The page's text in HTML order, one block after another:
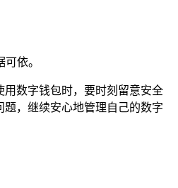
依。
数字钱包时，要时刻留意安全
，继续安心地管理自己的数字